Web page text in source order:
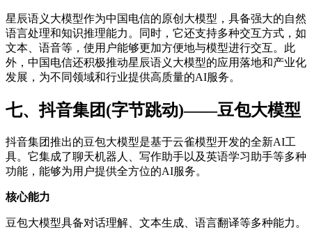
星辰语义大模型作为中国电信的原创大模型，具备强大的自然
语言处理和知识推理能力。同时，它还支持多种交互方式，如
文本、语音等，使用户能够更加方便地与模型进行交互。此
外，中国电信还积极推动星辰语义大模型的应用落地和产业化
发展，为不同领域和行业提供高质量的AI服务。
七、抖音集团(字节跳动)——豆包大模型
抖音集团推出的豆包大模型是基于云雀模型开发的全新AI工
具。它集成了聊天机器人、写作助手以及英语学习助手等多种
功能，能够为用户提供全方位的AI服务。
核心能力
豆包大模型具备对话理解、文本生成、语言翻译等多种能力。